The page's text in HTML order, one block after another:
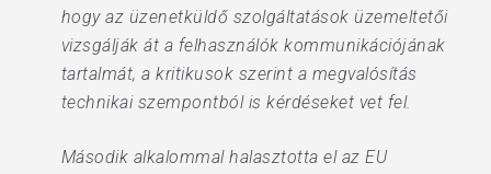
hogy az üzenetküldő szolgáltatások üzemeltetői
vizsgálják át a felhasználók kommunikációjának
tartalmát, a kritikusok szerint a megvalósítás
technikai szempontból is kérdéseket vet fel.
Második alkalommal halasztotta el az EU